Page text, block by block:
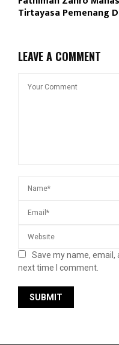
Tirtayasa Pemenang
LEAVE A COMMENT
Save my name,
next time I comment.